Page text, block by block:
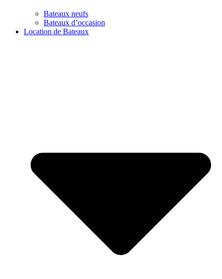
Bateaux neufs
Bateaux d’occasion
Location de Bateaux